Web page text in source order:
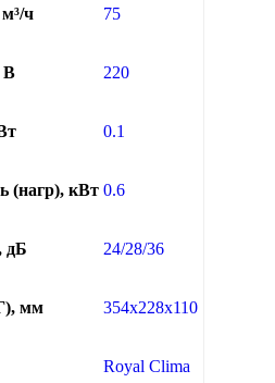
ч 75
В 220
0.1
(нагр), кВт 0.6
дБ 24/28/36
мм 354х228х110
Royal Clima